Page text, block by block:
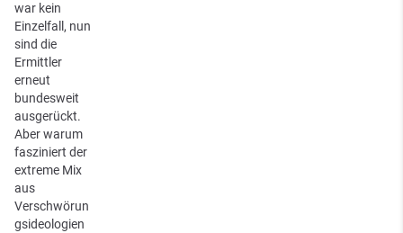
war kein
Einzelfall, nun
sind die
Ermittler
erneut
bundesweit
ausgerückt.
Aber warum
fasziniert der
extreme Mix
aus
Verschwörun
gsideologien